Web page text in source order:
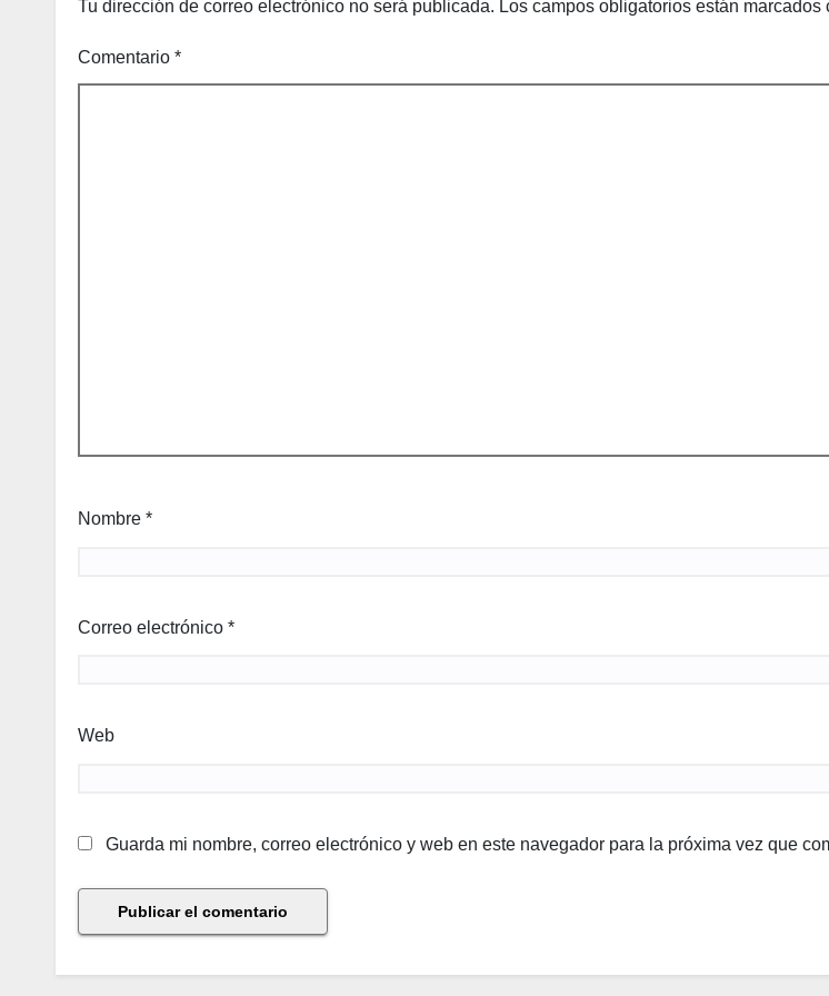
Tu dirección de correo electrónico no será publicada. Los campos obligatorios están marcados
Comentario *
Nombre *
Correo electrónico *
Web
Guarda mi nombre, correo electrónico y web en este navegador para la próxima vez que